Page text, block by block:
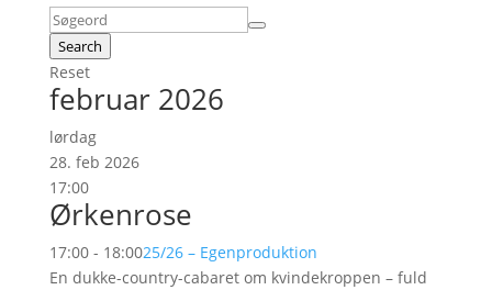
Search
Reset
februar 2026
lørdag
28. feb 2026
17:00
Ørkenrose
17:00 - 18:0025/26 – Egenproduktion
En dukke-country-cabaret om kvindekroppen – fuld